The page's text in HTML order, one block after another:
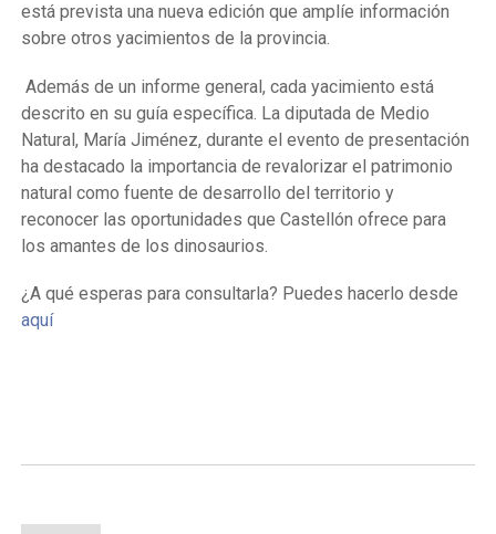
está prevista una nueva edición que amplíe información
sobre otros yacimientos de la provincia.
Además de un informe general, cada yacimiento está
descrito en su guía específica. La diputada de Medio
Natural, María Jiménez, durante el evento de presentación
ha destacado la importancia de revalorizar el patrimonio
natural como fuente de desarrollo del territorio y
reconocer las oportunidades que Castellón ofrece para
los amantes de los dinosaurios.
¿A qué esperas para consultarla? Puedes hacerlo desde
aquí